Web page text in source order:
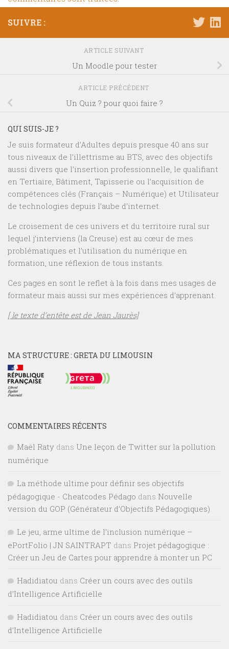
SUIVRE :
ARTICLE SUIVANT
Un Moodle pour tester
ARTICLE PRÉCÉDENT
Un Quiz ? pour quoi faire ?
QUI SUIS-JE ?
Je suis formateur d’Adultes depuis presque 40 ans sur
tous niveaux de l’illettrisme au BTS, avec des objectifs
aussi divers que l’insertion professionnelle, le qualifiant
en Tertiaire, Bâtiment, Tapisserie ou l’acquisition de
compétences clés (Français – Numérique) et Utilisateur
de technologies depuis l’aube d’internet.
Le croisement de ces univers et du territoire rural sur
lequel j’interviens (la Creuse) est au cœur de mes
problématiques et l’utilisation du numérique en
formation, une réflexion de tous instants.
Ces pages en sont le reflet à la fois dans mes usages de
formateur mais aussi sur mes expériences d’apprenant.
[ le texte d’entête est de Jean Jaurès]
MA STRUCTURE : GRETA DU LIMOUSIN
COMMENTAIRES RÉCENTS
Maël Raty dans Une leçon de Twitter sur la pollution
numérique
La méthode ultime pour définir ses objectifs
pédagogique - Cheatcodes Pédago dans Nouvelle
version du GOP (Générateur d’Objectifs Pédagogiques)
Le jeu, arme ultime de l’inclusion numérique –
ePortFolio | JN SAINTRAPT dans Projet pédagogique :
Créer un Jeu de Cartes pour apprendre à monter un PC
Hadidiatou dans Créer un cours avec des outils
d’Intelligence Artificielle
Hadidiatou dans Créer un cours avec des outils
d’Intelligence Artificielle